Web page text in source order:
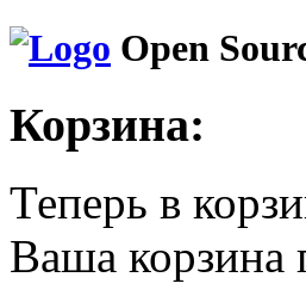
Open
Корзина:
Теперь в
Ваша корзина